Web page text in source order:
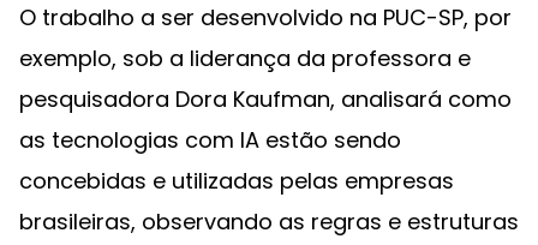
O trabalho a ser desenvolvido na PUC-SP, por
exemplo, sob a liderança da professora e
pesquisadora Dora Kaufman, analisará como
as tecnologias com IA estão sendo
concebidas e utilizadas pelas empresas
brasileiras, observando as regras e estruturas